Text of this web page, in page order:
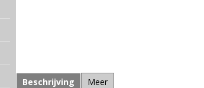
Beschrijving Meer